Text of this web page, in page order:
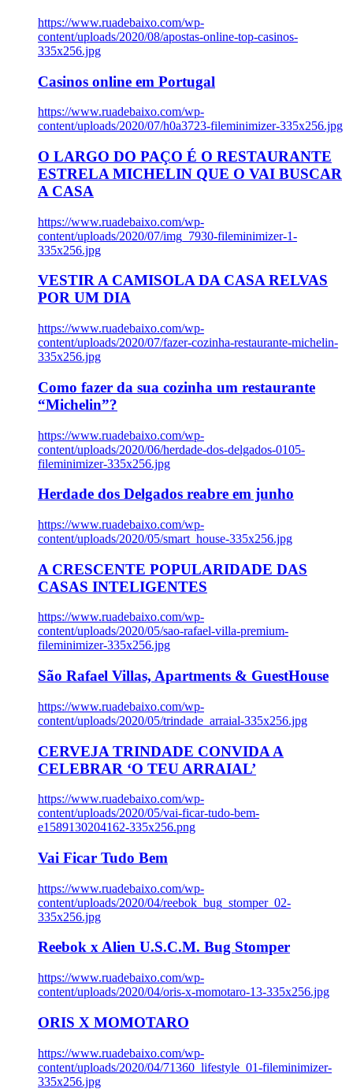
https://www.ruadebaixo.com/wp-
content/uploads/2020/08/apostas-online-top-casinos-
335x256.jpg
Casinos online em Portugal
https://www.ruadebaixo.com/wp-
content/uploads/2020/07/h0a3723-fileminimizer-335x256.jpg
O LARGO DO PAÇO É O RESTAURANTE
ESTRELA MICHELIN QUE O VAI BUSCAR
A CASA
https://www.ruadebaixo.com/wp-
content/uploads/2020/07/img_7930-fileminimizer-1-
335x256.jpg
VESTIR A CAMISOLA DA CASA RELVAS
POR UM DIA
https://www.ruadebaixo.com/wp-
content/uploads/2020/07/fazer-cozinha-restaurante-michelin-
335x256.jpg
Como fazer da sua cozinha um restaurante
“Michelin”?
https://www.ruadebaixo.com/wp-
content/uploads/2020/06/herdade-dos-delgados-0105-
fileminimizer-335x256.jpg
Herdade dos Delgados reabre em junho
https://www.ruadebaixo.com/wp-
content/uploads/2020/05/smart_house-335x256.jpg
A CRESCENTE POPULARIDADE DAS
CASAS INTELIGENTES
https://www.ruadebaixo.com/wp-
content/uploads/2020/05/sao-rafael-villa-premium-
fileminimizer-335x256.jpg
São Rafael Villas, Apartments & GuestHouse
https://www.ruadebaixo.com/wp-
content/uploads/2020/05/trindade_arraial-335x256.jpg
CERVEJA TRINDADE CONVIDA A
CELEBRAR ‘O TEU ARRAIAL’
https://www.ruadebaixo.com/wp-
content/uploads/2020/05/vai-ficar-tudo-bem-
e1589130204162-335x256.png
Vai Ficar Tudo Bem
https://www.ruadebaixo.com/wp-
content/uploads/2020/04/reebok_bug_stomper_02-
335x256.jpg
Reebok x Alien U.S.C.M. Bug Stomper
https://www.ruadebaixo.com/wp-
content/uploads/2020/04/oris-x-momotaro-13-335x256.jpg
ORIS X MOMOTARO
https://www.ruadebaixo.com/wp-
content/uploads/2020/04/71360_lifestyle_01-fileminimizer-
335x256.jpg